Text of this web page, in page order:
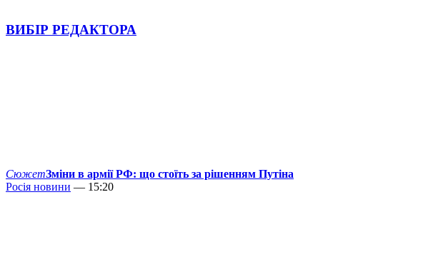
ВИБІР РЕДАКТОРА
СюжетЗміни в армії РФ: що стоїть за рішенням Путіна
Росія новини — 15:20